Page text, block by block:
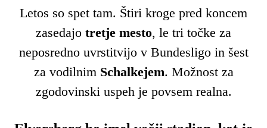
Letos so spet tam. Štiri kroge pred koncem
zasedajo tretje mesto, le tri točke za
neposredno uvrstitvijo v Bundesligo in šest
za vodilnim Schalkejem. Možnost za
zgodovinski uspeh je povsem realna.